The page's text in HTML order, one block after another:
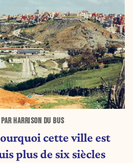
HARRISON DU BUS
cette ville est
plus de six siècles